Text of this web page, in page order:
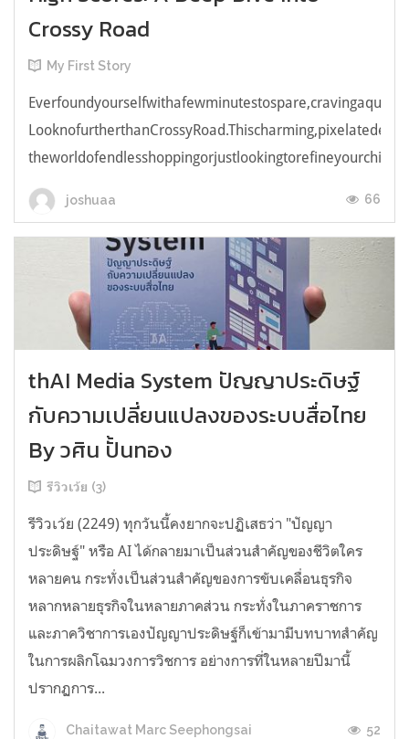
Crossy Road
My First Story
joshuaa 66
thAI Media System ปัญญาประดิษฐ์
กับความเปลี่ยนแปลงของระบบสื่อไทย
By วศิน ปั้นทอง
รีวิวเว้ย (3)
รีวิวเว้ย (2249) ทุกวันนี้คงยากจะปฏิเสธว่า "ปัญญา
ประดิษฐ์" หรือ AI ได้กลายมาเป็นส่วนสำคัญของชีวิตใคร
หลายคน กระทั่งเป็นส่วนสำคัญของการขับเคลื่อนธุรกิจ
หลากหลายธุรกิจในหลายภาคส่วน กระทั่งในภาคราชการ
และภาควิชาการเองปัญญาประดิษฐ์ก็เข้ามามีบทบาทสำคัญ
ในการผลิกโฉมวงการวิชการ อย่างการที่ในหลายปีมานี้
ปรากฏการ...
Chaitawat Marc Seephongsai 52